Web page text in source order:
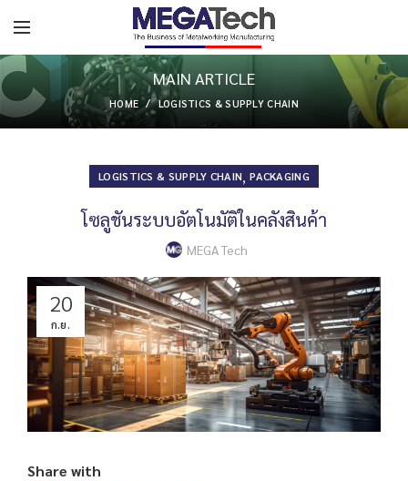
MAIN ARTICLE
HOME LOGISTICS & SUPPLY CHAIN
LOGISTICS & SUPPLY CHAIN,PACKAGING
โซลูชันระบบอัตโนมัติในคลังสินค้า
MEGA Tech
20
ก.ย.
Share with